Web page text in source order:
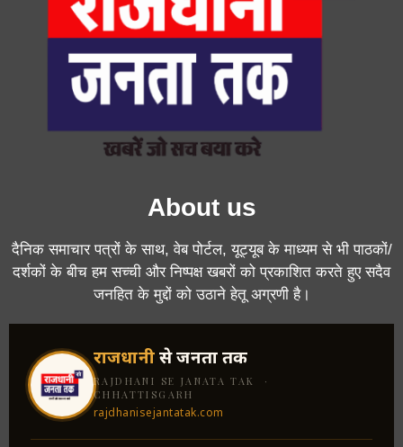
About us
दैनिक समाचार पत्रों के साथ, वेब पोर्टल, यूट्यूब के माध्यम से भी पाठकों/
दर्शकों के बीच हम सच्ची और निष्पक्ष खबरों को प्रकाशित करते हुए सदैव
जनहित के मुद्दों को उठाने हेतू अग्रणी है।
राजधानीसे जनता तक
RAJDHANI SE JANATA TAK ·
CHHATTISGARH
rajdhanisejantatak.com